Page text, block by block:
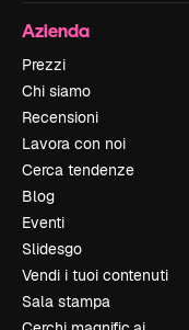
Azienda
Prezzi
Chi siamo
Recensioni
Lavora con noi
Cerca tendenze
Blog
Eventi
Slidesgo
Vendi i tuoi contenuti
Sala stampa